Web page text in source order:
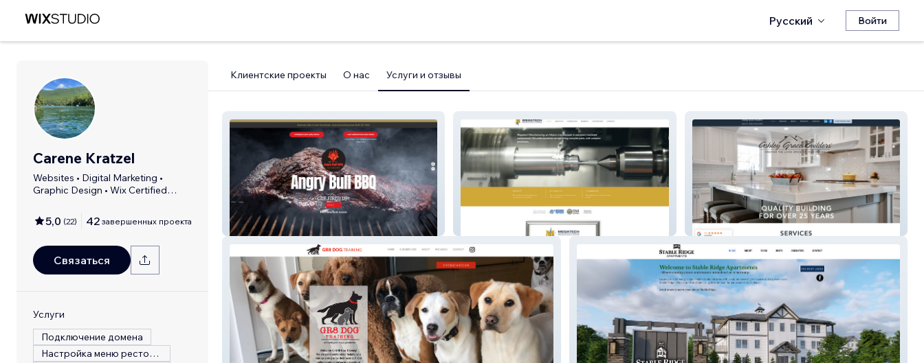
Русский Войти
Carene Kratzel
Websites • Digital Marketing •
Graphic Design • Wix Certified
5,0 (22) 42 завершенных проекта
Связаться
Услуги
Подключение домена
Настройка меню ресторана
Клиентские проекты О нас Услуги и отзывы
AngryBullBBQ Ashley Grace Builders